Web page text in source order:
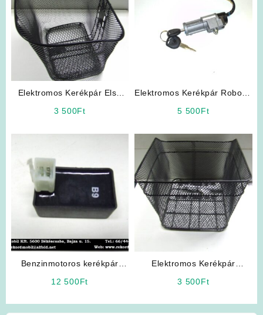
Elektromos Kerékpár Első
3 500Ft
Elektromos Kerékpár Robogó
5 500Ft
Benzinmotoros kerékpár
12 500Ft
Elektromos Kerékpár
3 500Ft